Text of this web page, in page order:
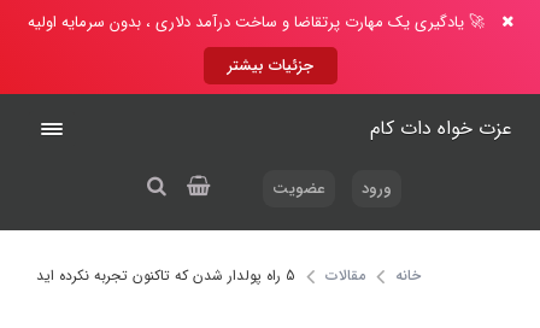
🚀 یادگیری یک مهارت پرتقاضا و ساخت درآمد دلاری ، بدون سرمایه اولیه
جزئیات بیشتر
عزت خواه دات کام
ورود عضویت
خانه مقالات 5 راه پولدار شدن که تاکنون تجربه نکرده اید